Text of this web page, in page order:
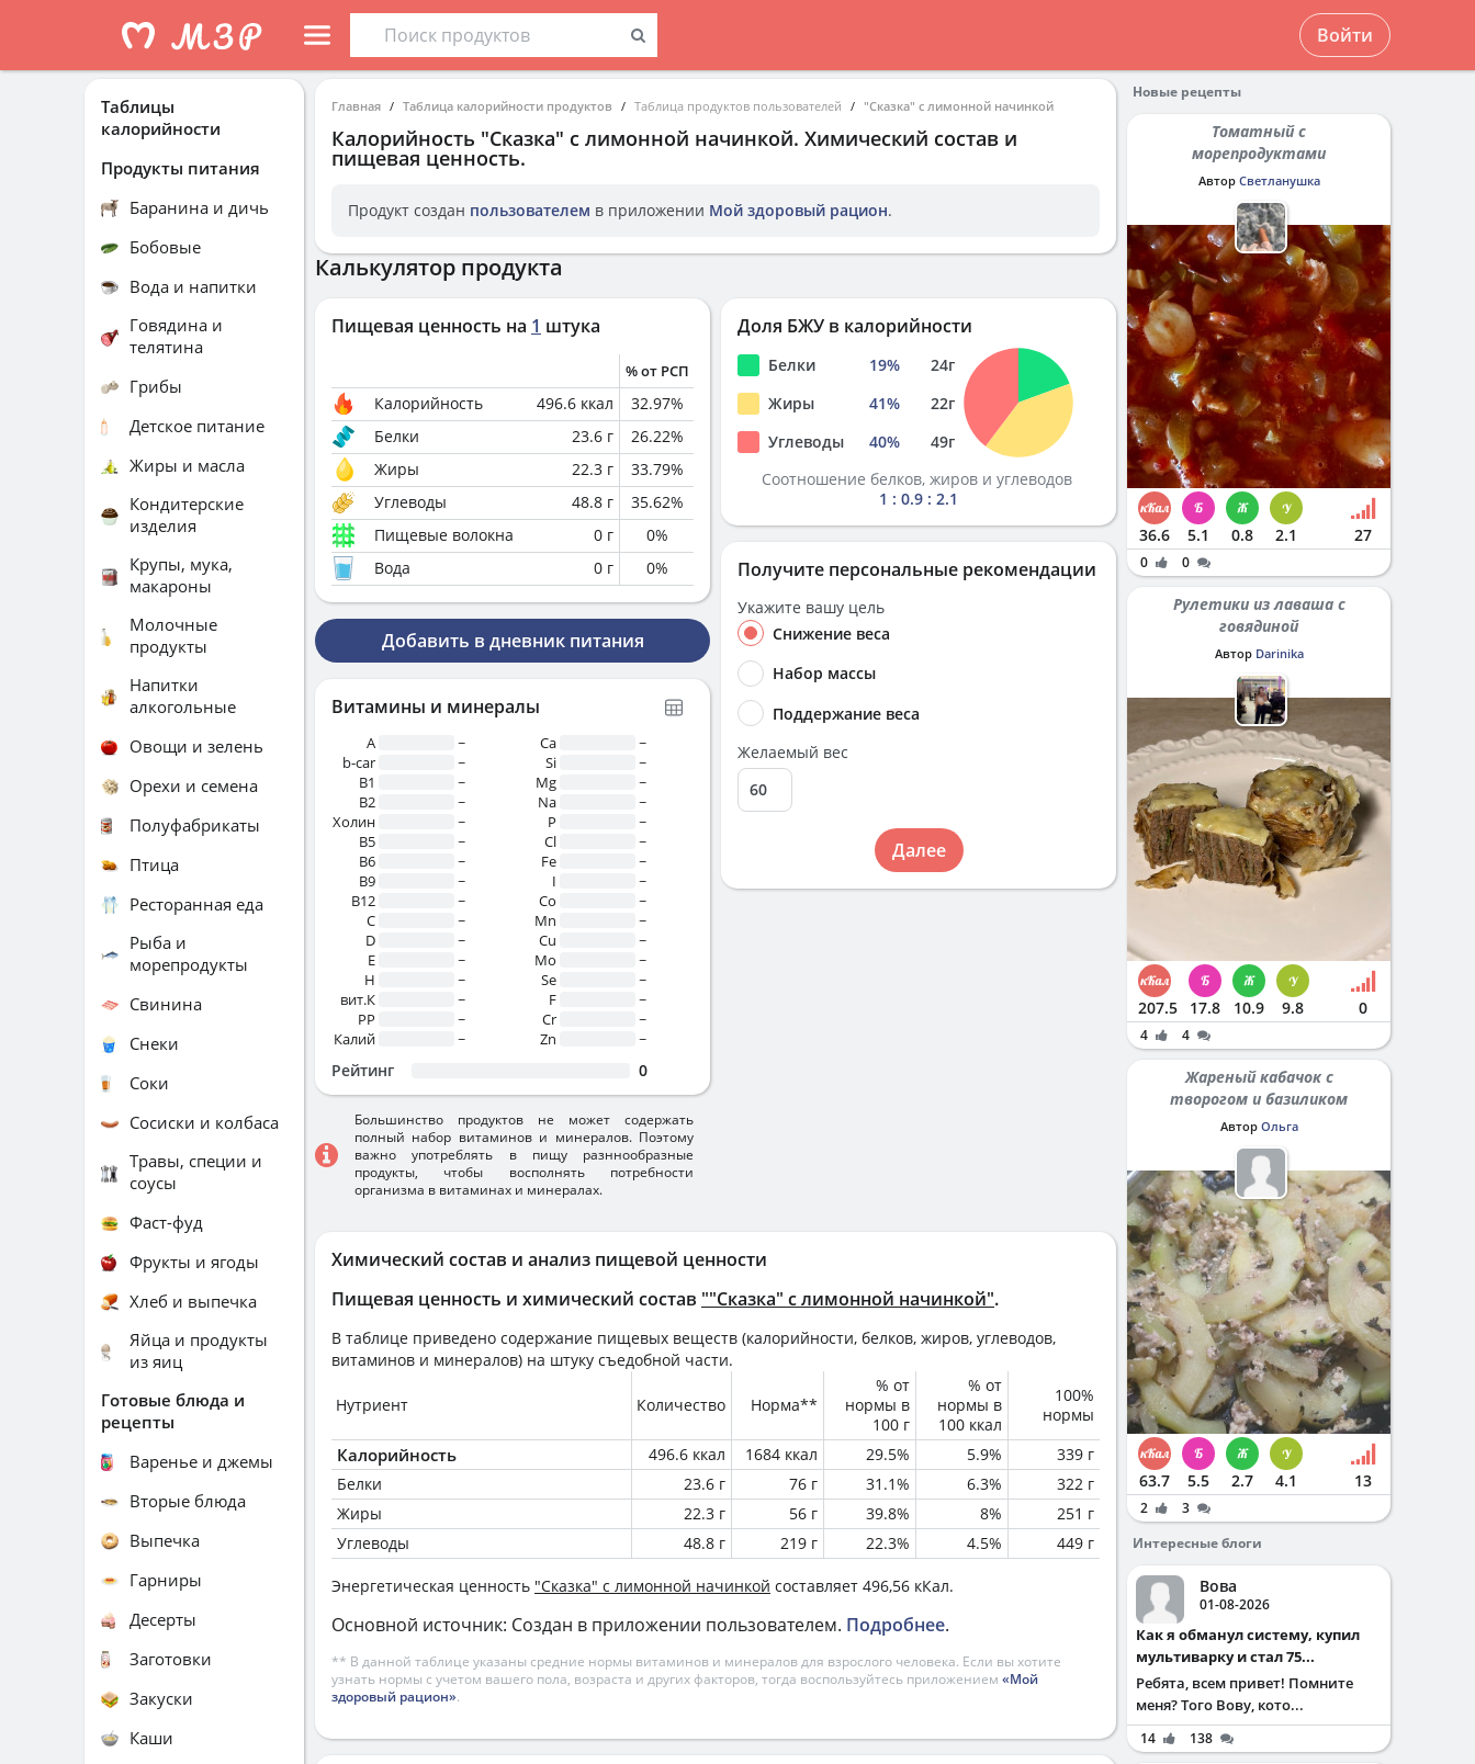
Войти
Главная Таблица калорийности продуктов Таблица продуктов пользователей "Сказка" с лимонной начинкой
Калорийность "Сказка" с лимонной начинкой. Химический состав и
пищевая ценность.
Продукт создан пользователем в приложении Мой здоровый рацион.
Химический состав и анализ пищевой ценности
Пищевая ценность и химический состав ""Сказка" с лимонной начинкой".
В таблице приведено содержание пищевых веществ (калорийности, белков, жиров, углеводов,
витаминов и минералов) на штуку съедобной части.
Нутриент Количество Норма**
% от
нормы в
100 г
% от
нормы в
100 ккал
100%
нормы
Калорийность 496.6 ккал 1684 ккал 29.5% 5.9%
339 г
Белки
23.6 г 76 г 31.1% 6.3%
322 г
Жиры
22.3 г 56 г 39.8% 8%
251 г
Углеводы
48.8 г 219 г 22.3% 4.5% 449 г
Энергетическая ценность "Сказка" с лимонной начинкой составляет 496,56 кКал.
Основной источник: Создан в приложении пользователем. Подробнее.
** В данной таблице указаны средние нормы витаминов и минералов для взрослого человека. Если вы хотите
узнать нормы с учетом вашего пола, возраста и других факторов, тогда воспользуйтесь приложением «Мой
здоровый рацион».
Калькулятор продукта
Пищевая ценность на 1 штука
% от РСП
Калорийность 496.6 ккал 32.97%
Белки
23.6 г 26.22%
Жиры
22.3 г 33.79%
Углеводы
48.8 г 35.62%
Пищевые волокна
0 г 0%
Вода
0 г 0%
Добавить в дневник питания
Витамины и минералы
A
~
b-car
~
В1
~
B2
~
Холин
~
B5
~
B6
~
B9
~
B12
~
C
~
D
~
E
~
H
~
вит.К
~
PP
~
Калий
~
Ca
~
Si
~
Mg
~
Na
~
P
~
Cl
~
Fe
~
I
~
Co
~
Mn
~
Cu
~
Mo
~
Se
~
F
~
Cr
~
Zn
~
Рейтинг 0
Большинство продуктов не может содержать
полный набор витаминов и минералов. Поэтому
важно употреблять в пищу разннообразные
продукты, чтобы восполнять потребности
организма в витаминах и минералах.
Доля БЖУ в калорийности
Белки 19% 24г
Жиры
41% 22г
Углеводы
40% 49г
Соотношение белков, жиров и углеводов
1 : 0.9 : 2.1
Получите персональные рекомендации
Укажите вашу цель
Снижение веса
Набор массы
Поддержание веса
Желаемый вес
Далее
Таблицы
калорийности
Продукты питания
Баранина и дичь
Бобовые
Вода и напитки
Говядина и
телятина
Грибы
Детское питание
Жиры и масла
Кондитерские
изделия
Крупы, мука,
макароны
Молочные
продукты
Напитки
алкогольные
Овощи и зелень
Орехи и семена
Полуфабрикаты
Птица
Ресторанная еда
Рыба и
морепродукты
Свинина
Снеки
Соки
Сосиски и колбаса
Травы, специи и
соусы
Фаст-фуд
Фрукты и ягоды
Хлеб и выпечка
Яйца и продукты
из яиц
Готовые блюда и
рецепты
Варенье и джемы
Вторые блюда
Выпечка
Гарниры
Десерты
Заготовки
Закуски
Каши
Новые рецепты
Томатный с
морепродуктами
Автор Светланушка
36.6 5.1 0.8 2.1 27
0 0
Рулетики из лаваша с
говядиной
Автор Darinika
207.5 17.8 10.9 9.8 0
4 4
Жареный кабачок с
творогом и базиликом
Автор Ольга
63.7 5.5 2.7 4.1 13
2
3
Интересные блоги
Вова
01-08-2026
Как я обманул систему, купил
мультиварку и стал 75...
Ребята, всем привет! Помните
меня? Того Вову, кото...
14 138